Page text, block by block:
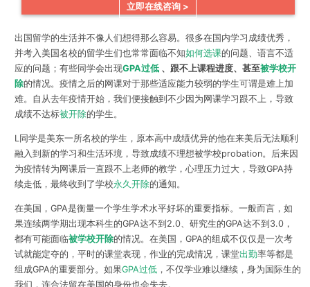
立即在线咨询 >
出国留学的生活并不像人们想得那么容易。很多在国内学习成绩优秀，
并考入美国名校的留学生们也常常面临不知如何选课的问题、语言不适
应的问题；有些同学会出现GPA过低、跟不上课程进度、甚至被学校开
除的情况。疫情之后的网课对于那些适应能力较弱的学生可谓是难上加
难。自从去年疫情开始，我们便接触到不少因为网课学习跟不上，导致
成绩不达标被开除的学生。
L同学是美东一所名校的学生，原本高中成绩优异的他在来美后无法顺利
融入到新的学习和生活环境，导致成绩不理想被学校probation。后来因
为疫情转为网课后一直跟不上老师的教学，心理压力过大，导致GPA持
续走低，最终收到了学校永久开除的通知。
在美国，GPA是衡量一个学生学术水平好坏的重要指标。一般而言，如
果连续两学期出现本科生的GPA达不到2.0、研究生的GPA达不到3.0，
都有可能面临被学校开除的情况。在美国，GPA的组成不仅仅是一次考
试就能定夺的，平时的课堂表现，作业的完成情况，课堂出勤率等都是
组成GPA的重要部分。如果GPA过低，不仅学业难以继续，身为国际生的
我们，连合法留在美国的身份也会失去。